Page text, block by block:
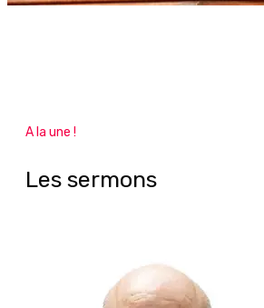
A la une !
Les sermons